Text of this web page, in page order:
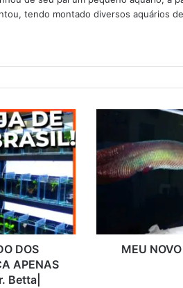
tendo montado diversos aquários
DOS
APENAS
Betta|
MEU